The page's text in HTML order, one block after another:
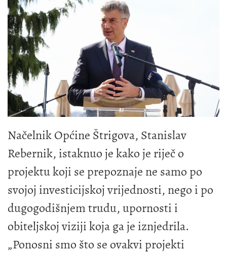
Načelnik Općine Štrigova, Stanislav
Rebernik, istaknuo je kako je riječ o
projektu koji se prepoznaje ne samo po
svojoj investicijskoj vrijednosti, nego i po
dugogodišnjem trudu, upornosti i
obiteljskoj viziji koja ga je iznjedrila.
„Ponosni smo što se ovakvi projekti